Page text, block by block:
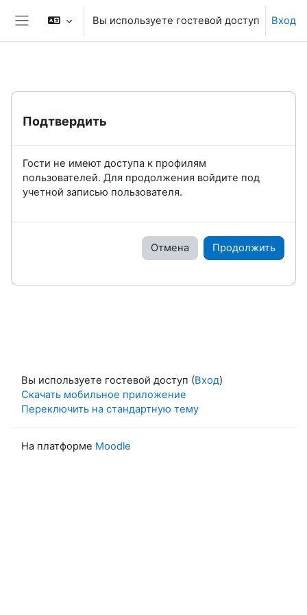
Перейти к основному содержанию
Боковая панель
Вы используете гостевой доступ Вход
Подтвердить
Гости не имеют доступа к профилям
пользователей. Для продолжения войдите под
учетной записью пользователя.
Отмена Продолжить
Вы используете гостевой доступ (Вход)
Скачать мобильное приложение
Переключить на стандартную тему
На платформе Moodle